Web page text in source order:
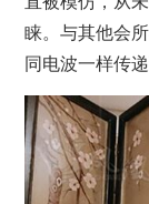
睐。与其他会所
同电波一样传